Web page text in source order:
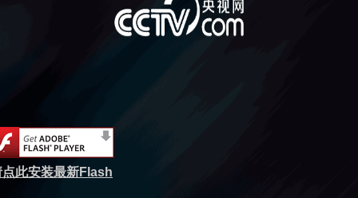
点此安装最新Flash